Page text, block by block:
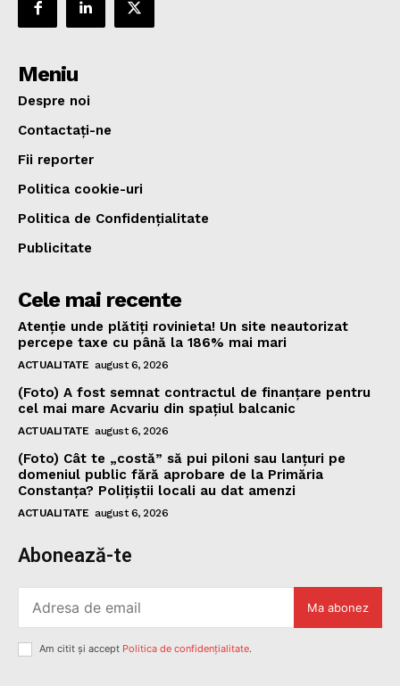
Meniu
Despre noi
Contactați-ne
Fii reporter
Politica cookie-uri
Politica de Confidențialitate
Publicitate
Cele mai recente
Atenție unde plătiți rovinieta! Un site neautorizat
percepe taxe cu până la 186% mai mari
ACTUALITATE august 6, 2026
(Foto) A fost semnat contractul de finanțare pentru
cel mai mare Acvariu din spațiul balcanic
ACTUALITATE august 6, 2026
(Foto) Cât te „costă” să pui piloni sau lanțuri pe
domeniul public fără aprobare de la Primăria
Constanța? Polițiștii locali au dat amenzi
ACTUALITATE august 6, 2026
Abonează-te
Ma abonez
Am citit și accept Politica de confidențialitate.